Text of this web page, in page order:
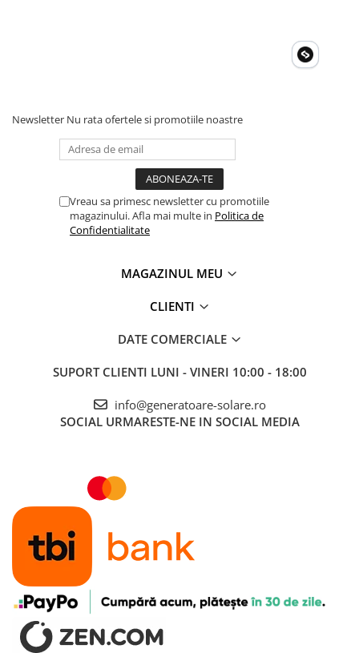
Newsletter Nu rata ofertele si promotiile noastre
Vreau sa primesc newsletter cu promotiile
magazinului. Afla mai multe in Politica de
Confidentialitate
MAGAZINUL MEU
CLIENTI
DATE COMERCIALE
SUPORT CLIENTI LUNI - VINERI 10:00 - 18:00
info@generatoare-solare.ro
SOCIAL URMARESTE-NE IN SOCIAL MEDIA